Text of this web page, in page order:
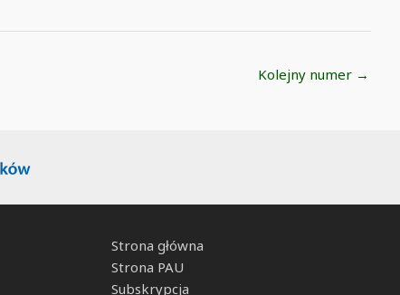
Kolejny numer →
Strona główna
Strona PAU
Subskrypcja